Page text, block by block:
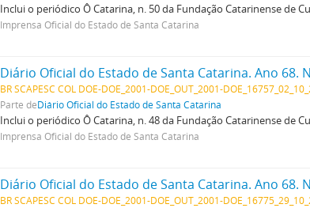
Inclui o periódico Ô Catarina, n. 50 da Fundação Catarinense de
Imprensa Oficial do Estado de Santa Catarina
Diário Oficial do Estado de Santa Catarina. Ano 68.
BR SCAPESC COL DOE-DOE_2001-DOE_OUT_2001-
Parte deDiário Oficial do Estado de Santa Catarina
Inclui o periódico Ô Catarina, n. 48 da Fundação Catarinense de
Imprensa Oficial do Estado de Santa Catarina
Diário Oficial do Estado de Santa Catarina. Ano 68.
BR SCAPESC COL DOE-DOE_2001-DOE_OUT_2001-